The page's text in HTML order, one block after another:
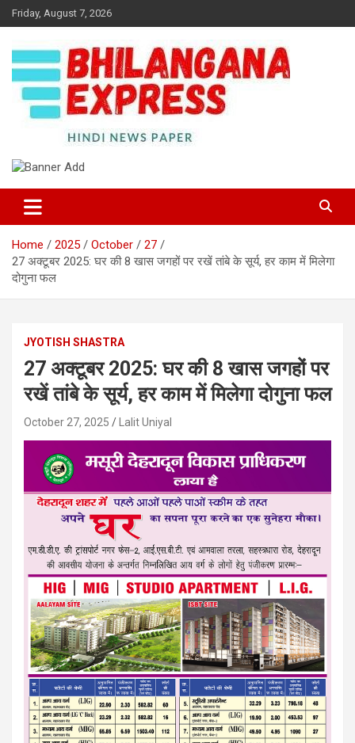
Skip
to
Friday, August 7, 2026
Bhilangana Express
Home 2025 October
27
27 अक्टूबर 2025: घर की 8 खास जगहों पर रखें तांबे के सूर्य, हर काम में मिलेगा
दोगुना फल
JYOTISH SHASTRA
27 अक्टूबर 2025: घर की 8 खास जगहों पर
रखें तांबे के सूर्य, हर काम में मिलेगा दोगुना फल
October 27, 2025 Lalit Uniyal